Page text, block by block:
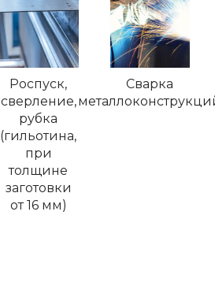
Роспуск,
сверление,
рубка
(гильотина,
при
толщине
заготовки
от 16 мм)
Сварка